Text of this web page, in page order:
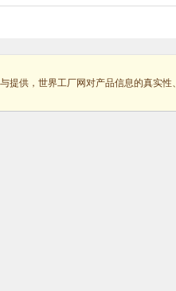
提供，世界工厂网对产品信息的真实性